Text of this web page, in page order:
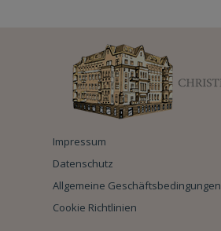
Impressum
Datenschutz
Allgemeine Geschäftsbedingungen
Cookie Richtlinien